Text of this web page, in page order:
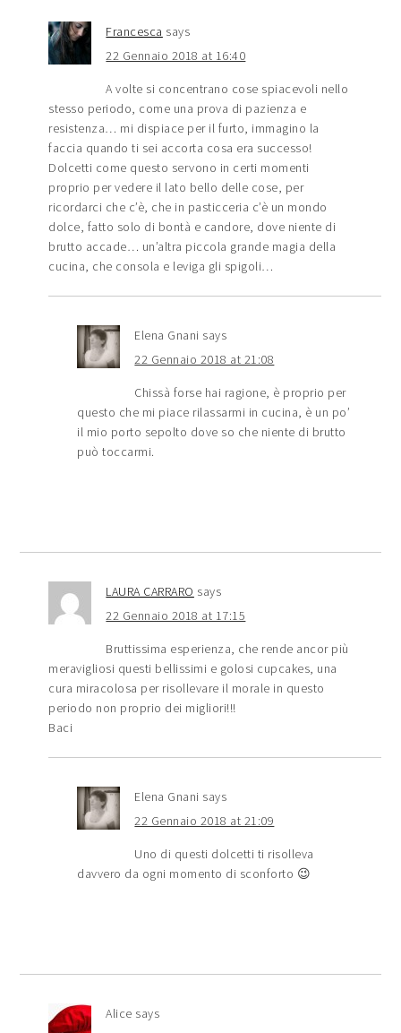
Francesca says
22 Gennaio 2018 at 16:40
A volte si concentrano cose spiacevoli nello
stesso periodo, come una prova di pazienza e
resistenza… mi dispiace per il furto, immagino la
faccia quando ti sei accorta cosa era successo!
Dolcetti come questo servono in certi momenti
proprio per vedere il lato bello delle cose, per
ricordarci che c’è, che in pasticceria c’è un mondo
dolce, fatto solo di bontà e candore, dove niente di
brutto accade… un’altra piccola grande magia della
cucina, che consola e leviga gli spigoli…
Elena Gnani says
22 Gennaio 2018 at 21:08
Chissà forse hai ragione, è proprio per
questo che mi piace rilassarmi in cucina, è un po’
il mio porto sepolto dove so che niente di brutto
può toccarmi.
LAURA CARRARO says
22 Gennaio 2018 at 17:15
Bruttissima esperienza, che rende ancor più
meravigliosi questi bellissimi e golosi cupcakes, una
cura miracolosa per risollevare il morale in questo
periodo non proprio dei migliori!!!
Baci
Elena Gnani says
22 Gennaio 2018 at 21:09
Uno di questi dolcetti ti risolleva
davvero da ogni momento di sconforto 😉
Alice says